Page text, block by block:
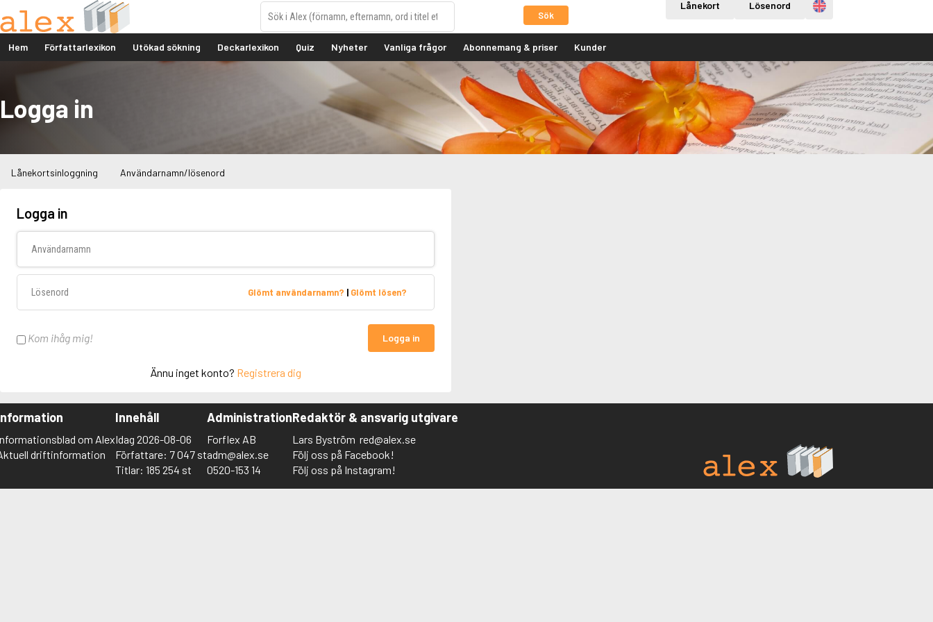
Sök
Lånekort Lösenord Engelska
Hem Författarlexikon Utökad sökning Deckarlexikon Quiz Nyheter Vanliga frågor Abonnemang & priser Kunder
Logga in
Lånekortsinloggning Användarnamn/lösenord
Logga in
Glömt användarnamn? | Glömt lösen?
Kom ihåg mig! Logga in
Ännu inget konto? Registrera dig
om Alex
driftinformation
Innehåll
Idag 2026-08-06
Författare: 7 047 st
Titlar: 185 254 st
Administration
Forflex AB
adm@alex.se
0520-153 14
Redaktör & ansvarig utgivare
Lars Byström red@alex.se
Följ oss på Facebook!
Följ oss på Instagram!